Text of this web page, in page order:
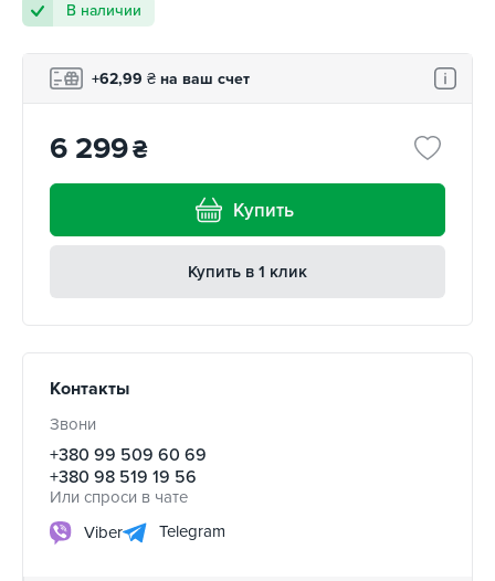
В наличии
+62,99 ₴ на ваш счет
6 299₴
Купить
Купить в 1 клик
Контакты
Звони
+380 99 509 60 69
+380 98 519 19 56
Или спроси в чате
Viber
Telegram